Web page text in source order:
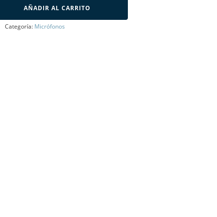
AÑADIR AL CARRITO
Categoría: Micrófonos